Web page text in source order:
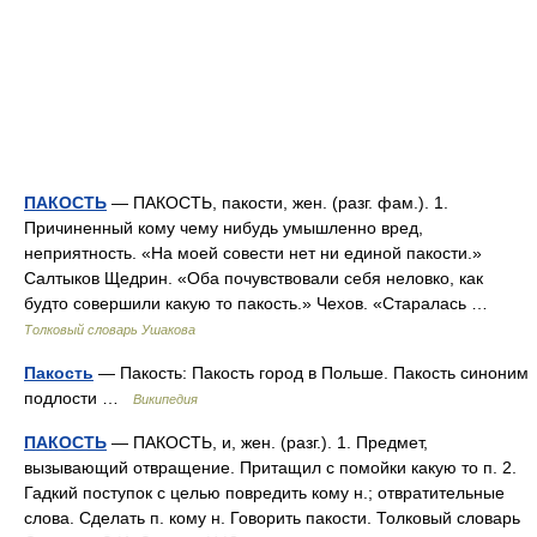
ПАКОСТЬ — ПАКОСТЬ, пакости, жен. (разг. фам.). 1.
Причиненный кому чему нибудь умышленно вред,
неприятность. «На моей совести нет ни единой пакости.»
Салтыков Щедрин. «Оба почувствовали себя неловко, как
будто совершили какую то пакость.» Чехов. «Старалась …
Толковый словарь Ушакова
Пакость — Пакость: Пакость город в Польше. Пакость синоним
подлости …
Википедия
ПАКОСТЬ — ПАКОСТЬ, и, жен. (разг.). 1. Предмет,
вызывающий отвращение. Притащил с помойки какую то п. 2.
Гадкий поступок с целью повредить кому н.; отвратительные
слова. Сделать п. кому н. Говорить пакости. Толковый словарь